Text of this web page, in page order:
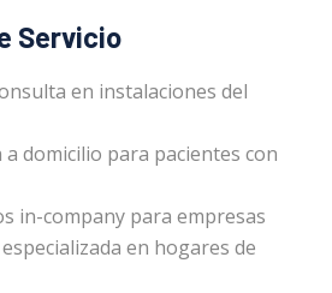
Servicio
en instalaciones del
a domicilio para pacientes con
in-company para empresas
en hogares de